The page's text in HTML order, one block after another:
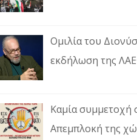
Ομιλία του
εκδήλωση της
Καμία συμμετοχή
Απεμπλοκή της